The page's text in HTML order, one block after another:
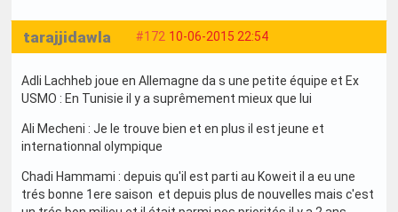
#172 10-06-2015 22:54
tarajjidawla
Adli Lachheb joue en Allemagne da s une petite équipe et Ex
USMO : En Tunisie il y a suprêmement mieux que lui
Ali Mecheni : Je le trouve bien et en plus il est jeune et
internationnal olympique
Chadi Hammami : depuis qu'il est parti au Koweit il a eu une
trés bonne 1ere saison et depuis plus de nouvelles mais c'est